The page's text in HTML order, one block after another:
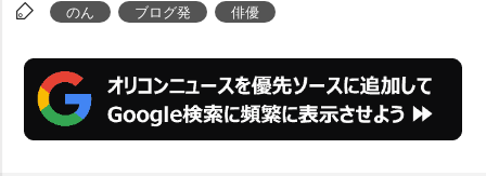
のん ブログ発 俳優